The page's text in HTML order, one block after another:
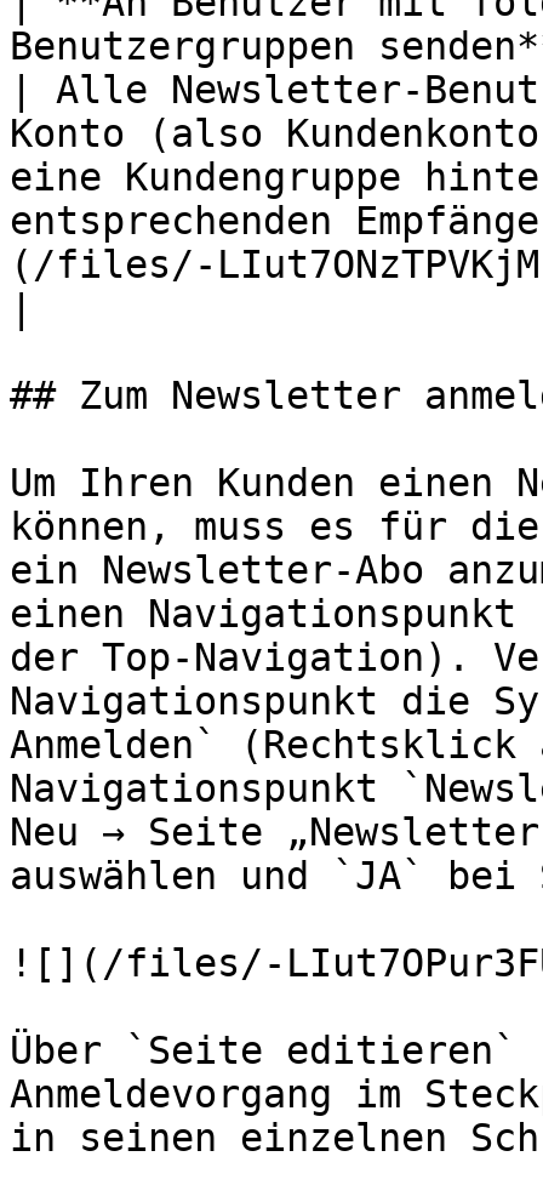
Benutzergruppen
| Alle Newsletter-
Konto (also
eine Kundengruppe
entsprechenden
(/files/-
## Zum Newsletter
Um Ihren Kunden einen
können, muss es für
ein Newsletter-Abo
einen
der Top-Navigation).
Navigationspunkt die
Anmelden` (Rechtsklick
Navigationspunkt
Neu → Seite
auswählen und `JA`
![](/files/-
Über `Seite editieren`
Anmeldevorgang im
in seinen einzelnen